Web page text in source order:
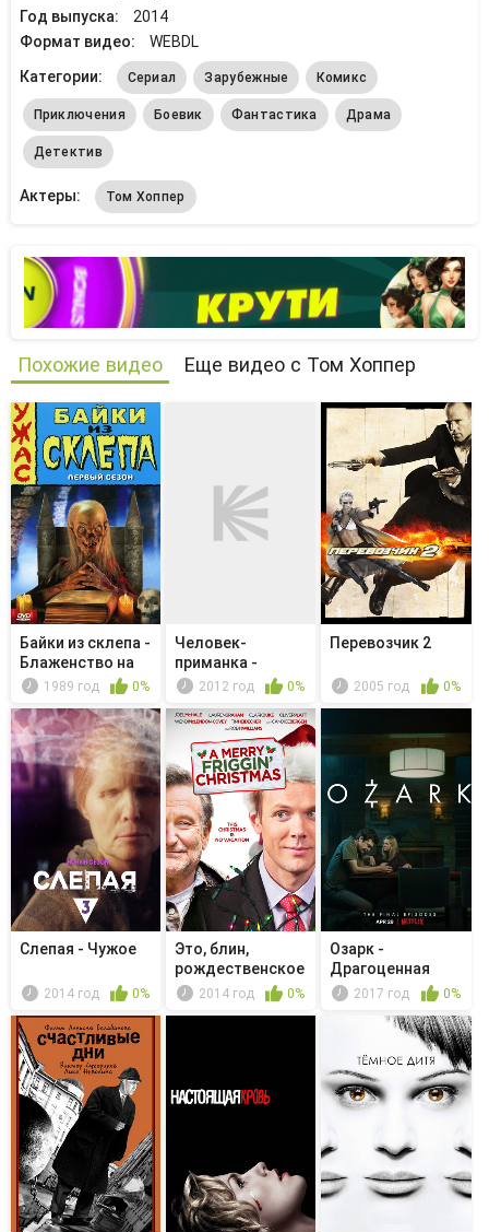
Год выпуска:
2014
Формат видео:
WEBDL
Категории:
Сериал Зарубежные Комикс
Приключения Боевик Фантастика Драма
Детектив
Актеры: Том Хоппер
Похожие видео Еще видео с Том Хоппер
Байки из склепа -
Блаженство на
век1989 год 0%
Человек-
приманка -
Главное правило:
2012 год 0%
Перевозчик 2
2005 год 0%
Слепая - Чужое
2014 год 0%
Это, блин,
рождественское
чудо2014 год 0%
Озарк -
Драгоценная
кровь Иисуса
2017 год 0%